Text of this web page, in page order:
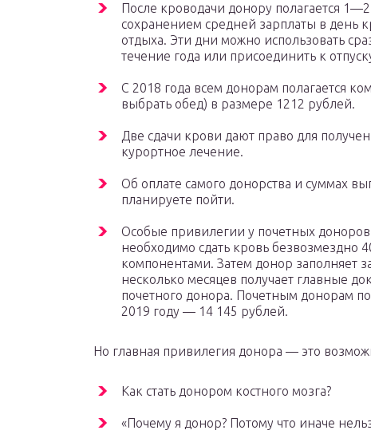
После кроводачи донору полагается
сохранением средней зарплаты в день
отдыха. Эти дни можно использовать
течение года или присоединить к
С 2018 года всем донорам полагается
выбрать обед) в размере 1212 рублей.
Две сдачи крови дают право для
курортное лечение.
Об оплате самого донорства и суммах
планируете пойти.
Особые привилегии у почетных
необходимо сдать кровь безвозмездно
компонентами. Затем донор заполняет
несколько месяцев получает главные
почетного донора. Почетным донорам
2019 году — 14 145 рублей.
Но главная привилегия донора — это
Как стать донором костного мозга?
«Почему я донор? Потому что иначе